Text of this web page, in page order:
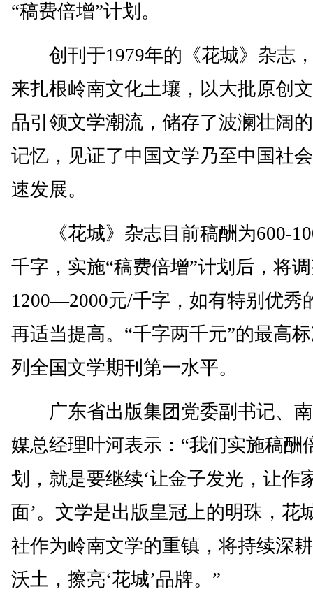
“稿费倍增”计划。
创刊于1979年的《花城》杂志
来扎根岭南文化土壤，以大批原创
品引领文学潮流，储存了波澜壮阔
记忆，见证了中国文学乃至中国社
速发展。
《花城》杂志目前稿酬为600-
千字，实施“稿费倍增”计划后，将
1200—2000元/千字，如有特别优秀
再适当提高。“千字两千元”的最高
列全国文学期刊第一水平。
广东省出版集团党委副书记、
媒总经理叶河表示：“我们实施稿酬
划，就是要继续‘让金子发光，让作
面’。文学是出版皇冠上的明珠，花
社作为岭南文学的重镇，将持续深
沃土，擦亮‘花城’品牌。”